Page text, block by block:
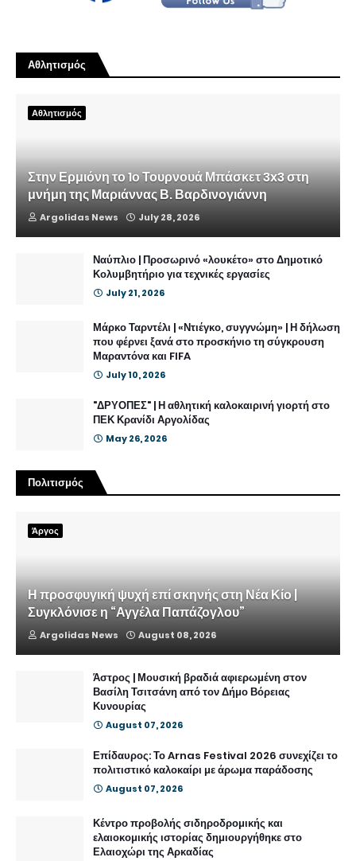
Αθλητισμός
Αθλητισμός
Στην Ερμιόνη το 1ο Τουρνουά Μπάσκετ 3x3 στη
μνήμη της Μαριάννας Β. Βαρδινογιάννη
Argolidas News July 28, 2026
Ναύπλιο | Προσωρινό «λουκέτο» στο Δημοτικό
Κολυμβητήριο για τεχνικές εργασίες
July 21, 2026
Μάρκο Ταρντέλι | «Ντιέγκο, συγγνώμη» | Η δήλωση
που φέρνει ξανά στο προσκήνιο τη σύγκρουση
Μαραντόνα και FIFA
July 10, 2026
"ΔΡΥΟΠΕΣ" | Η αθλητική καλοκαιρινή γιορτή στο
ΠΕΚ Κρανίδι Αργολίδας
May 26, 2026
Πολιτισμός
Άργος
Η προσφυγική ψυχή επί σκηνής στη Νέα Κίο |
Συγκλόνισε η “Αγγέλα Παπάζογλου”
Argolidas News August 08, 2026
Άστρος | Μουσική βραδιά αφιερωμένη στον
Βασίλη Τσιτσάνη από τον Δήμο Βόρειας
Κυνουρίας
August 07, 2026
Επίδαυρος: Το Arnas Festival 2026 συνεχίζει το
πολιτιστικό καλοκαίρι με άρωμα παράδοσης
August 07, 2026
Κέντρο προβολής σιδηροδρομικής και
ελαιοκομικής ιστορίας δημιουργήθηκε στο
Ελαιοχώρι της Αρκαδίας